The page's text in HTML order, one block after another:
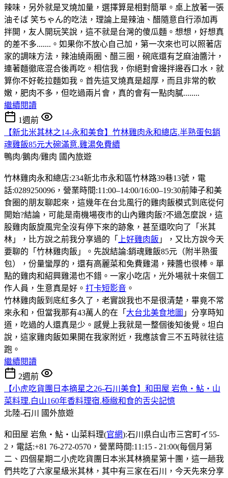
辣味，另外就是叉燒加量，選擇算是相對簡單。桌上放著一張
油そば 笑ちゃん的吃法，理論上是辣油、醋隨意自行添加再
拌開，友人開玩笑說，這不就是台灣的傻瓜麵。想想，好想真
的差不多.......。如果你不放心自己加，第一次來也可以照著店
家的調味方法，辣油繞兩圈、醋三圈，碗底還有芝麻油醬汁，
連著麵徹底混合後再吃。相信我，你絕對會邊拌邊吞口水，就
算你不好乾拉麵如我。首先這叉燒真是超厚，而且非常的軟
嫩，肥肉不多，但吃過兩片會，真的會有一點肉膩........
繼續閱讀
1週前
【新北米其林之14-永和美食】竹林雞肉永和總店.半熟蛋包銷
魂雞飯85元大碗滿意.雞湯免費續
鴨肉/鵝肉/雞肉 國內旅遊
竹林雞肉永和總店:234新北市永和區竹林路39巷13號，電
話:0289250096，營業時間:11:00–14:00/16:00–19:30前陣子和美
食圈的朋友聊起來，這幾年在台北風行的雞肉飯模式到底從何
開始?結論，可能是南機場夜市的山內雞肉飯?不過怎麼說，這
股雞肉飯旋風完全沒有停下來的跡象，甚至還吹向了「米其
林」，比方說之前我分享過的「
上好雞肉飯 」，又比方說今天
要聊的「竹林雞肉飯」。先說結論:銷魂雞飯85元（附半熟蛋
包），份量蠻厚的，還有高麗菜和免費雞湯，辣醬也很棒。單
點的雞肉和紹興雞湯也不錯。一家小吃店，光外場就十來個工
作人員，生意真是好。 打卡短影音 。
竹林雞肉飯到底紅多久了，老實說我也不是很清楚，畢竟不常
來永和，但當我那有43萬人的在「 大台北美食地圖 」分享時知
道，吃過的人還真是少。感覺上我就是一整個後知後覺。坦白
說，這家雞肉飯如果開在我家附近，我應該會三不五時就往這
跑。
繼續閱讀
2週前
【小虎吃貨團日本摘星之26-石川美食】和田屋 岩魚・鮎・山
菜料理.白山160年香料理宿.極緻和食的舌尖記憶
北陸-石川
國外旅遊
和田屋 岩魚・鮎・山菜料理(官網):石川県白山市三宮町イ55-
2，電話:+81 76-272-0570，營業時間:11:15 - 21:00(每個月第
二、四個星期二小虎吃貨團日本米其林摘星第十團，這一趟我
們共吃了六家星級米其林，其中有三家在石川，今天先來分享